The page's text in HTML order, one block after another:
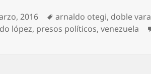
2016 Etiquetas
arnaldo otegi, doble vara
lópez, presos políticos,venezuela